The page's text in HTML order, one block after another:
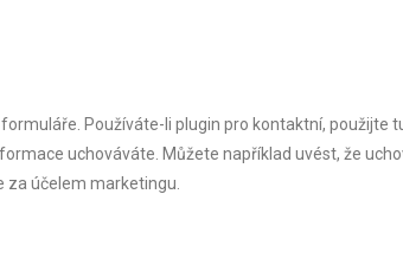
Používáte-li plugin pro kontaktní, použijte
uchováváte. Můžete například uvést, že
účelem marketingu.